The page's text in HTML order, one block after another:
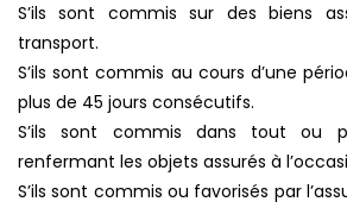
S’ils sont commis sur des biens
transport.
S’ils sont commis au cours d’une
plus de 45 jours consécutifs.
S’ils sont commis dans tout ou
renfermant les objets assurés à
S’ils sont commis ou favorisés par